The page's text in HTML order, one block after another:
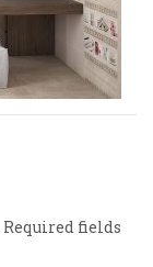
Required fields